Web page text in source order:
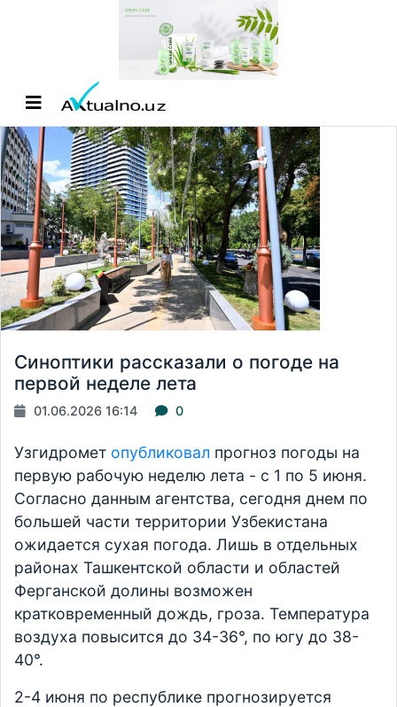
Синоптики рассказали о погоде на
первой неделе лета
01.06.2026 16:14 0
Узгидромет опубликовал прогноз погоды на
первую рабочую неделю лета - с 1 по 5 июня.
Согласно данным агентства, сегодня днем по
большей части территории Узбекистана
ожидается сухая погода. Лишь в отдельных
районах Ташкентской области и областей
Ферганской долины возможен
кратковременный дождь, гроза. Температура
воздуха повысится до 34-36°, по югу до 38-
40°.
2-4 июня по республике прогнозируется